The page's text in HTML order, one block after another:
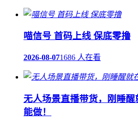
喵信号 首码上线 保底零撸
2026-08-071686 人在看
无人场景直播带货，刚睡
能做！